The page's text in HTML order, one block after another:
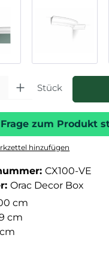
Gib den
Stück
zum Produkt
hinzufügen
CX100-VE
Orac Decor Box
cm
cm
cm